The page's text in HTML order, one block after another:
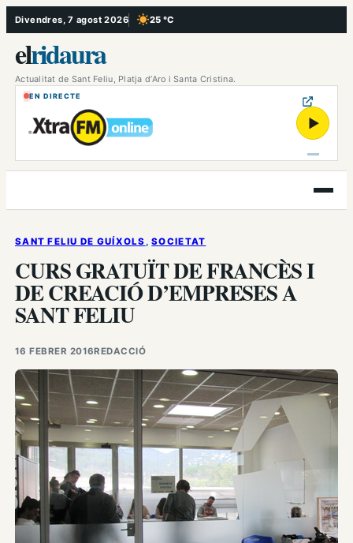
Vés
al
contingut
Divendres, 7 agost 2026 25 °C
, Cel serè
elridaura
Actualitat de Sant Feliu, Platja d’Aro i Santa Cristina.
EN DIRECTE
▶
Obre
el
SANT FELIU DE GUÍXOLS , SOCIETAT
CURS GRATUÏT DE FRANCÈS I
DE CREACIÓ D’EMPRESES A
SANT FELIU
16 FEBRER 2016REDACCIÓ